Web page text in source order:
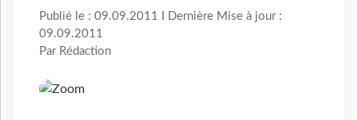
Publié le : 09.09.2011 I Dernière Mise à jour :
09.09.2011
Par Rédaction